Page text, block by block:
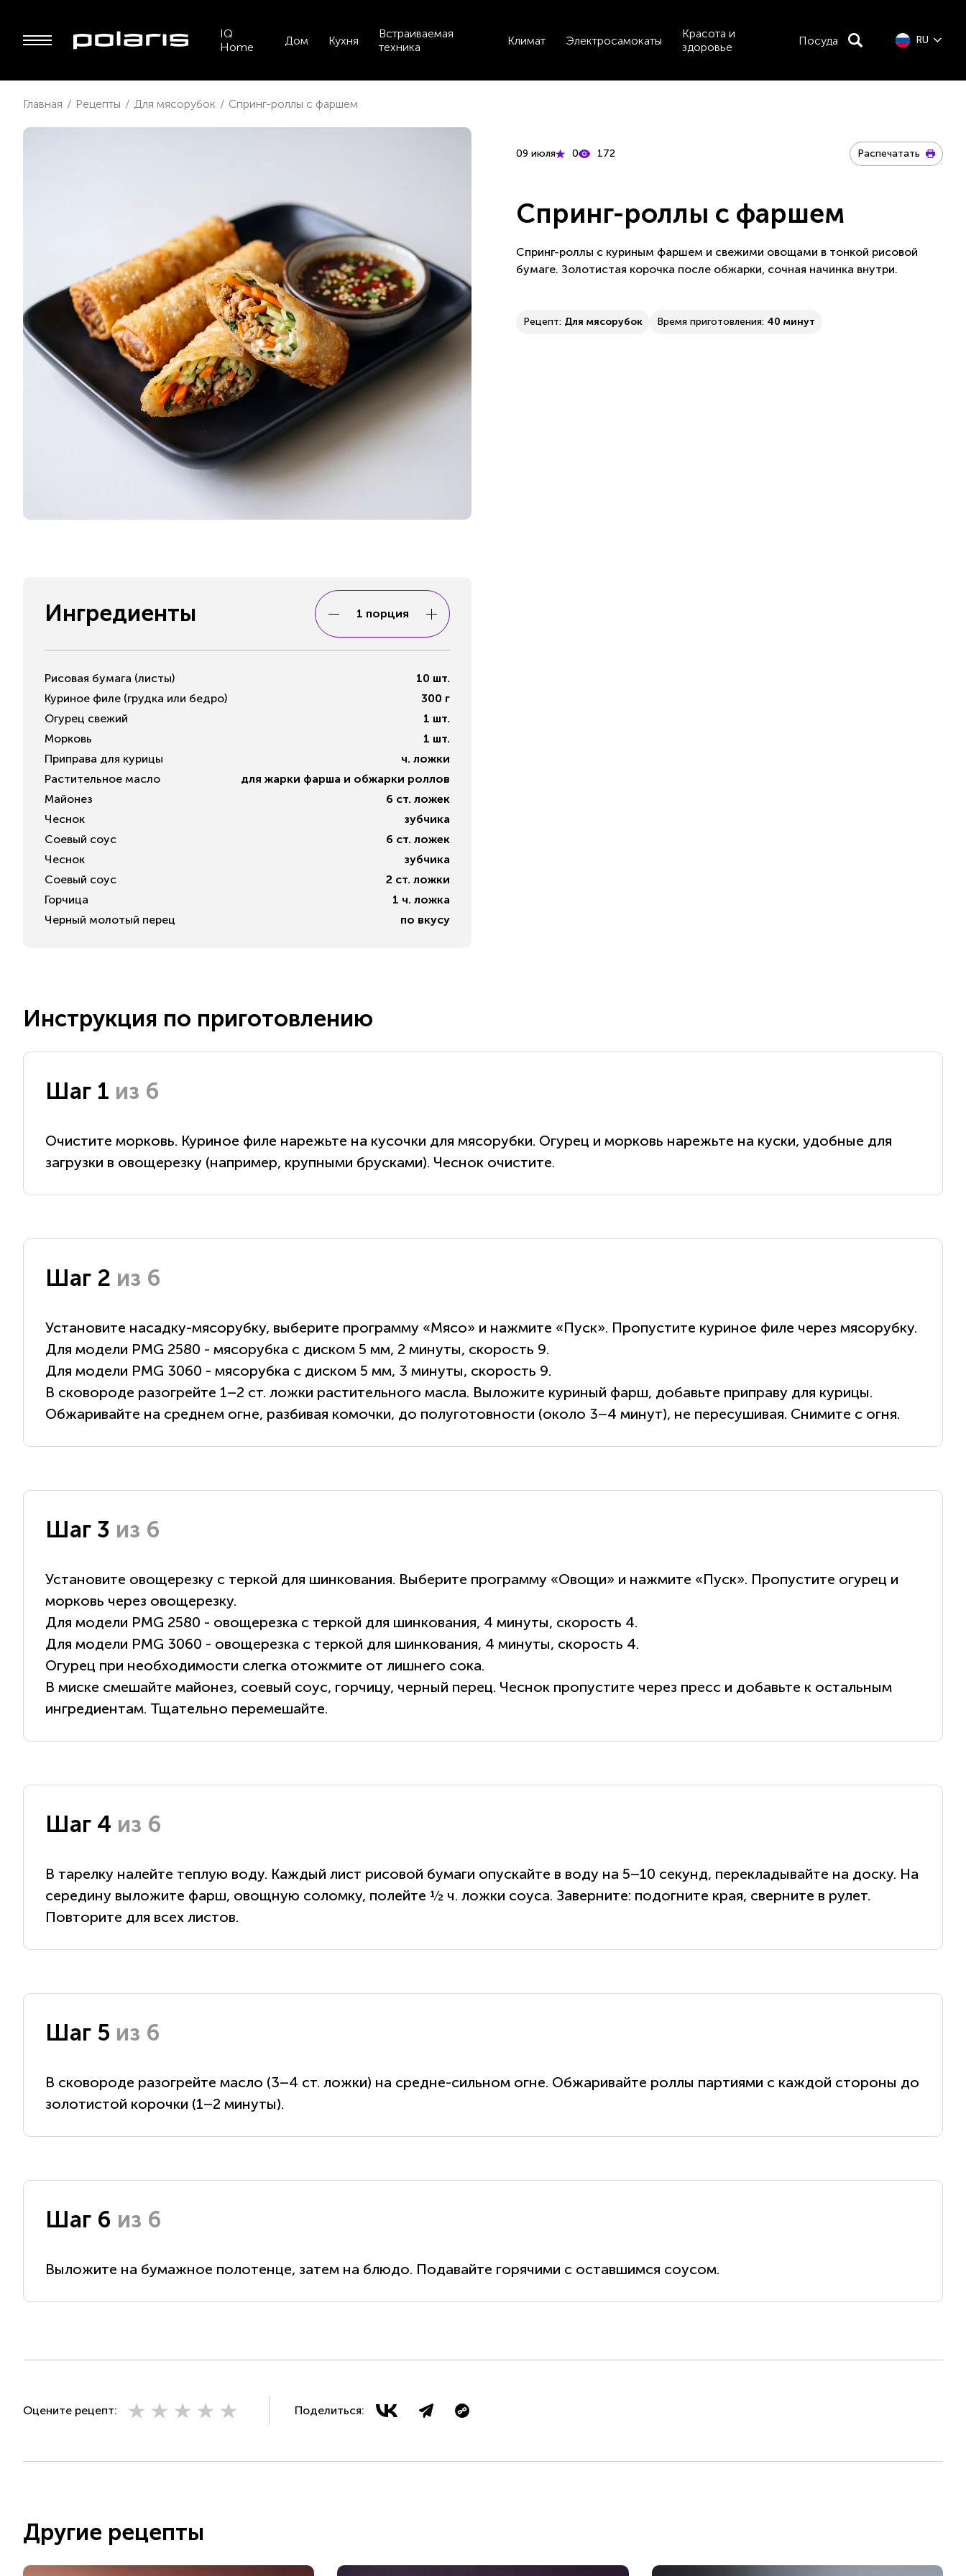
IQ
Home
Дом Кухня
Встраиваемая
техника
Климат Электросамокаты
Красота и
здоровье
Посуда RU
Главная / Рецепты / Для мясорубок / Спринг-роллы с фаршем
09 июля 0 172 Распечатать
Спринг-роллы с фаршем
Спринг-роллы с куриным фаршем и свежими овощами в тонкой рисовой
бумаге. Золотистая корочка после обжарки, сочная начинка внутри.
Рецепт: Для мясорубок Время приготовления: 40 минут
Ингредиенты 1 порция
Рисовая бумага (листы) 10 шт.
Куриное филе (грудка или бедро)
300 г
Огурец свежий
1 шт.
Морковь
1 шт.
Приправа для курицы
ч. ложки
Растительное масло
для жарки фарша и обжарки роллов
Майонез
6 ст. ложек
Чеснок
зубчика
Соевый соус
6 ст. ложек
Чеснок
зубчика
Соевый соус
2 ст. ложки
Горчица
1 ч. ложка
Черный молотый перец
по вкусу
Инструкция по приготовлению
Шаг 1 из 6
Очистите морковь. Куриное филе нарежьте на кусочки для мясорубки. Огурец и морковь нарежьте на куски, удобные для
загрузки в овощерезку (например, крупными брусками). Чеснок очистите.
Шаг 2 из 6
Установите насадку-мясорубку, выберите программу «Мясо» и нажмите «Пуск». Пропустите куриное филе через мясорубку.
Для модели PMG 2580 - мясорубка с диском 5 мм, 2 минуты, скорость 9.
Для модели PMG 3060 - мясорубка с диском 5 мм, 3 минуты, скорость 9.
В сковороде разогрейте 1–2 ст. ложки растительного масла. Выложите куриный фарш, добавьте приправу для курицы.
Обжаривайте на среднем огне, разбивая комочки, до полуготовности (около 3–4 минут), не пересушивая. Снимите с огня.
Шаг 3 из 6
Установите овощерезку с теркой для шинкования. Выберите программу «Овощи» и нажмите «Пуск». Пропустите огурец и
морковь через овощерезку.
Для модели PMG 2580 - овощерезка с теркой для шинкования, 4 минуты, скорость 4.
Для модели PMG 3060 - овощерезка с теркой для шинкования, 4 минуты, скорость 4.
Огурец при необходимости слегка отожмите от лишнего сока.
В миске смешайте майонез, соевый соус, горчицу, черный перец. Чеснок пропустите через пресс и добавьте к остальным
ингредиентам. Тщательно перемешайте.
Шаг 4 из 6
В тарелку налейте теплую воду. Каждый лист рисовой бумаги опускайте в воду на 5–10 секунд, перекладывайте на доску. На
середину выложите фарш, овощную соломку, полейте ½ ч. ложки соуса. Заверните: подогните края, сверните в рулет.
Повторите для всех листов.
Шаг 5 из 6
В сковороде разогрейте масло (3–4 ст. ложки) на средне-сильном огне. Обжаривайте роллы партиями с каждой стороны до
золотистой корочки (1–2 минуты).
Шаг 6 из 6
Выложите на бумажное полотенце, затем на блюдо. Подавайте горячими с оставшимся соусом.
Оцените рецепт: Поделиться:
Другие рецепты